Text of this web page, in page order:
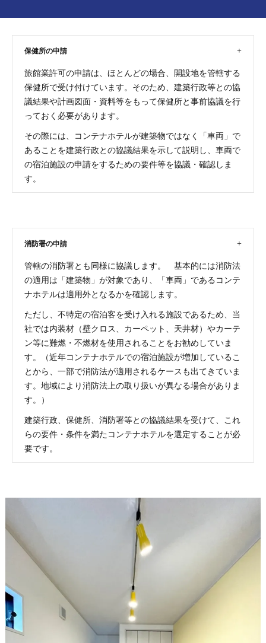
保健所の申請
旅館業許可の申請は、ほとんどの場合、開設地を管轄する
保健所で受け付けています。そのため、建築行政等との協
議結果や計画図面・資料等をもって保健所と事前協議を行
っておく必要があります。
その際には、コンテナホテルが建築物ではなく「車両」で
あることを建築行政との協議結果を示して説明し、車両で
の宿泊施設の申請をするための要件等を協議・確認しま
す。
消防署の申請
管轄の消防署とも同様に協議します。 基本的には消防法
の適用は「建築物」が対象であり、「車両」であるコンテ
ナホテルは適用外となるかを確認します。
ただし、不特定の宿泊客を受け入れる施設であるため、当
社では内装材（壁クロス、カーペット、天井材）やカーテ
ン等に難燃・不燃材を使用されることをお勧めしていま
す。（近年コンテナホテルでの宿泊施設が増加しているこ
とから、一部で消防法が適用されるケースも出てきていま
す。地域により消防法上の取り扱いが異なる場合がありま
す。）
建築行政、保健所、消防署等との協議結果を受けて、これ
らの要件・条件を満たコンテナホテルを選定することが必
要です。